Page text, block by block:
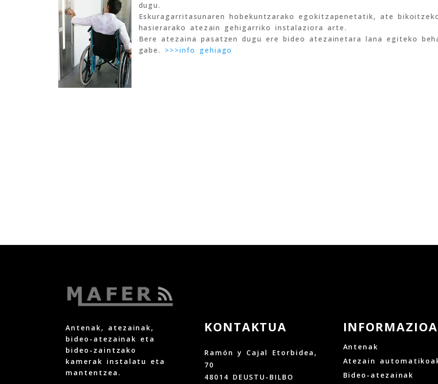
dugu.
Eskuragarritasunaren hobekuntzarako egokitzapenetatik, ate
hasierarako atezain gehigarriko instalaziora arte.
Bere atezaina pasatzen dugu ere bideo atezainetara lana egiteko
gabe. >>>info gehiago
Antenak, atezainak,
bideo-atezainak eta
bideo-zaintzako
kamerak instalatu eta
mantentzea.
KONTAKTUA
Ramón y Cajal Etorbidea,
70
48014 DEUSTU-BILBO
INFORMAZIOA
Antenak
Atezain
Bideo-atezainak